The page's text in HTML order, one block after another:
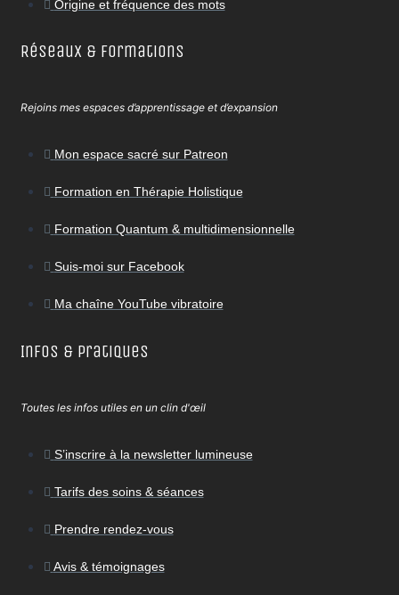
Origine et fréquence des mots
Réseaux & Formations
Rejoins mes espaces d’apprentissage et d’expansion
Mon espace sacré sur Patreon
Formation en Thérapie Holistique
Formation Quantum & multidimensionnelle
Suis-moi sur Facebook
Ma chaîne YouTube vibratoire
Infos & Pratiques
Toutes les infos utiles en un clin d'œil
S’inscrire à la newsletter lumineuse
Tarifs des soins & séances
Prendre rendez-vous
Avis & témoignages